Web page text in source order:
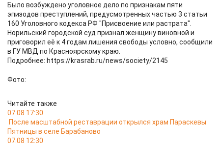
Было возбуждено уголовное дело по признакам пяти
эпизодов преступлений, предусмотренных частью 3 статьи
160 Уголовного кодекса РФ "Присвоение или растрата".
Норильский городской суд признал женщину виновной и
приговорил её к 4 годам лишения свободы условно, сообщили
в ГУ МВД по Красноярскому краю.
Подробнее: https://krasrab.ru/news/society/2145
Фото:
Читайте также
07.08 17:30
После масштабной реставрации открылся храм Параскевы
Пятницы в селе Барабаново
07.08 12:30